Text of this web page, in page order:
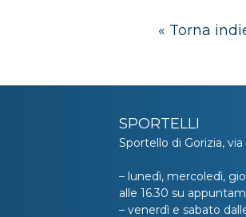
« Torna
SPORTELLI
Sportello di Gorizia, via
– lunedì, mercoledì,
alle 16.30 su
– venerdì e sabato